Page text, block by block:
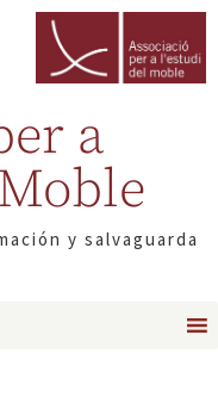
a
y salvaguarda